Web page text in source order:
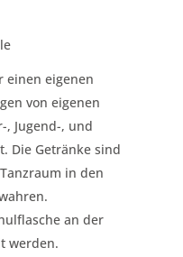
einen eigenen
von eigenen
Jugend-, und
Die Getränke sind
in den
an der
werden.